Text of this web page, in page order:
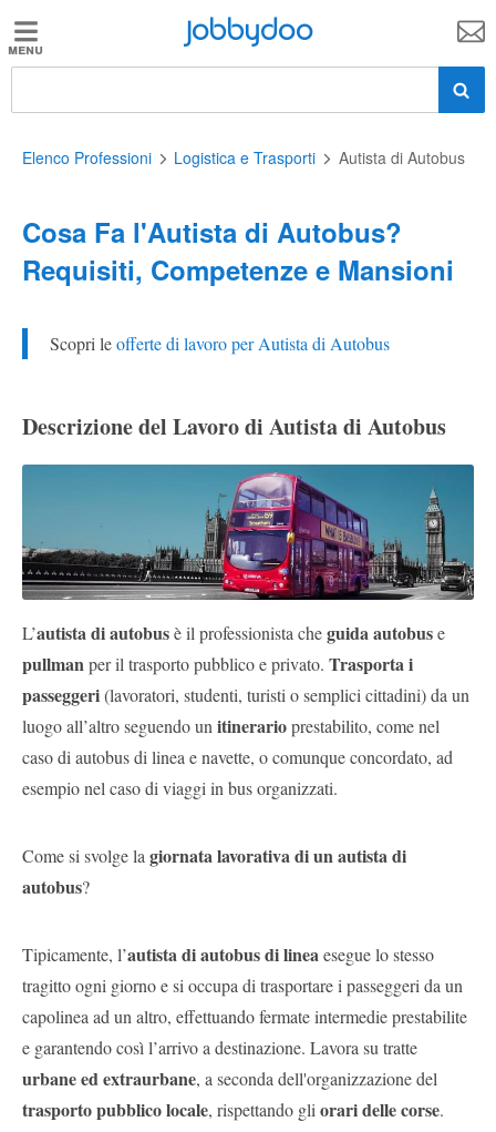
Jobbydoo
lavoro
Stipendi
professioni
Offerte
Area
Aziende
Jobbydoo
Elenco Professioni Logistica e Trasporti Autista di Autobus
Cosa Fa l'Autista di Autobus?
Requisiti, Competenze e Mansioni
Scopri leofferte di lavoro per Autista di Autobus
Descrizione del Lavoro di Autista di Autobus
L’autista di autobusè il professionista cheguida autobuse
pullmanper il trasporto pubblico e privato. Trasporta i
passeggeri(lavoratori, studenti, turisti o semplici cittadini) da un
luogo all’altro seguendo unitinerarioprestabilito, come nel
caso di autobus di linea e navette, o comunque concordato, ad
esempio nel caso di viaggi in bus organizzati.
Come si svolge lagiornata lavorativa di un autista di
autobus?
Tipicamente, l’autista di autobus di lineaesegue lo stesso
tragitto ogni giorno e si occupa di trasportare i passeggeri da un
capolinea ad un altro, effettuando fermate intermedie prestabilite
e garantendo così l’arrivo a destinazione. Lavora su tratte
urbane ed extraurbane, a seconda dell'organizzazione del
trasporto pubblico locale, rispettando gliorari delle corse.